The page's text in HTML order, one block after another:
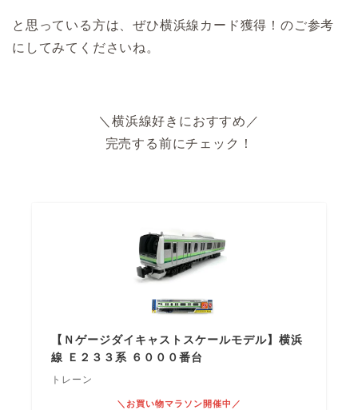
と思っている方は、ぜひ横浜線カード獲得！のご参考
にしてみてくださいね。
＼横浜線好きにおすすめ／
完売する前にチェック！
【Ｎゲージダイキャストスケールモデル】横浜
線 Ｅ２３３系 ６０００番台
トレーン
＼お買い物マラソン開催中／